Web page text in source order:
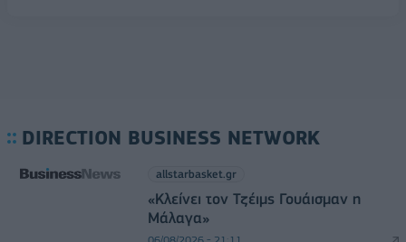
DIRECTION BUSINESS NETWORK
allstarbasket.gr
«Κλείνει τον Τζέιμς Γουάισμαν η
Μάλαγα»